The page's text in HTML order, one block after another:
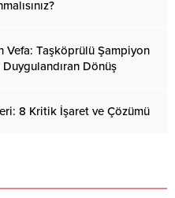
Vefa: Taşköprülü Şampiyon
Dönüş
8 Kritik İşaret ve Çözümü